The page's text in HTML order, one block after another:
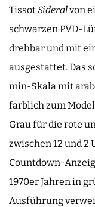
TissotSideralvon
schwarzen PVD-
drehbar und mit
ausgestattet. Das
min-Skala mit
farblich zum
Grau für die rote
zwischen 12 und 2
Countdown-
1970er Jahren in
Ausführung